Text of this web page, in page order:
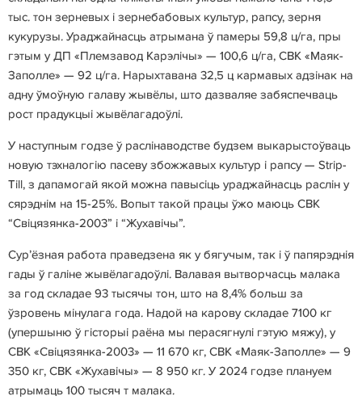
тыс. тон зерневых і зернебабовых культур, рапсу, зерня
кукурузы. Ураджайнасць атрымана ў памеры 59,8 ц/га, пры
гэтым у ДП «Племзавод Карэлічы» — 100,6 ц/га, СВК «Маяк-
Заполле» — 92 ц/га. Нарыхтавана 32,5 ц кармавых адзінак на
адну ўмоўную галаву жывёлы, што дазваляе забяспечваць
рост прадукцыі жывёлагадоўлі.
У наступным годзе ў раслінаводстве будзем выкарыстоўваць
новую тэхналогію пасеву збожжавых культур і рапсу — Strip-
Till, з дапамогай якой можна павысіць ураджайнасць раслін у
сярэднім на 15-25%. Вопыт такой працы ўжо маюць СВК
“Свіцязянка-2003” і “Жухавічы”.
Сур’ёзная работа праведзена як у бягучым, так і ў папярэднія
гады ў галіне жывёлагадоўлі. Валавая вытворчасць малака
за год складае 93 тысячы тон, што на 8,4% больш за
ўзровень мінулага года. Надой на карову складае 7100 кг
(упершыню ў гісторыі раёна мы перасягнулі гэтую мяжу), у
СВК «Свіцязянка-2003» — 11 670 кг, СВК «Маяк-Заполле» — 9
350 кг, СВК «Жухавічы» — 8 950 кг. У 2024 годзе плануем
атрымаць 100 тысяч т малака.